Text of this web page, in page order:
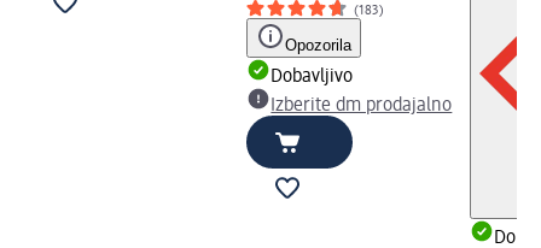
(183)
Opozorila
Dobavljivo
Izberite dm prodajalno